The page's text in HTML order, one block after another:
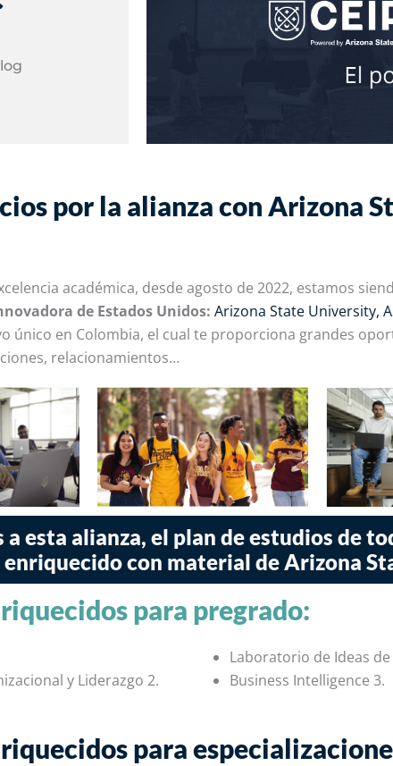
por la alianza con Arizona
académica, desde agosto de 2022, estamos
de Estados Unidos: Arizona State University,
único en Colombia, el cual te proporciona grandes
relacionamientos…
esta alianza, el plan de estudios de
enriquecido con material de Arizona
para pregrado:
y Liderazgo 2.
Laboratorio de Ideas de
Business Intelligence 3.
para